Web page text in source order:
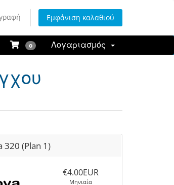
Εμφάνιση καλαθιού
0 Λογαριασμός
320 (Plan 1)
€4.00EUR
Μηνιαία